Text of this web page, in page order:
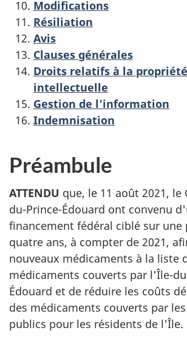
Modifications
Résiliation
Avis
Clauses générales
Droits relatifs à la propriété
intellectuelle
Gestion de l'information
Indemnisation
Préambule
ATTENDU que, le 11 août 2021, le
du-Prince-Édouard ont convenu
financement fédéral ciblé sur une
quatre ans, à compter de 2021,
nouveaux médicaments à la liste
médicaments couverts par l'Île-
Édouard et de réduire les coûts
des médicaments couverts par
publics pour les résidents de l'Île.